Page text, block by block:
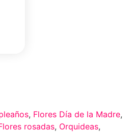
, Flores Día de la Madre,
rosadas, Orquideas,